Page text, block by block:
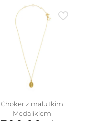
Choker z malutkim
Medalikiem